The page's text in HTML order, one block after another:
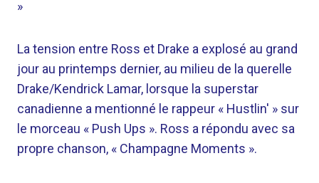
»
La tension entre Ross et Drake a explosé au grand
jour au printemps dernier, au milieu de la querelle
Drake/Kendrick Lamar, lorsque la superstar
canadienne a mentionné le rappeur « Hustlin' » sur
le morceau « Push Ups ». Ross a répondu avec sa
propre chanson, « Champagne Moments ».